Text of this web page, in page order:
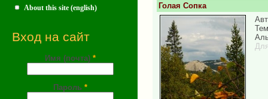
About this site (english)
Вход на сайт
Имя (почта) *
Пароль *
Голая Сопка